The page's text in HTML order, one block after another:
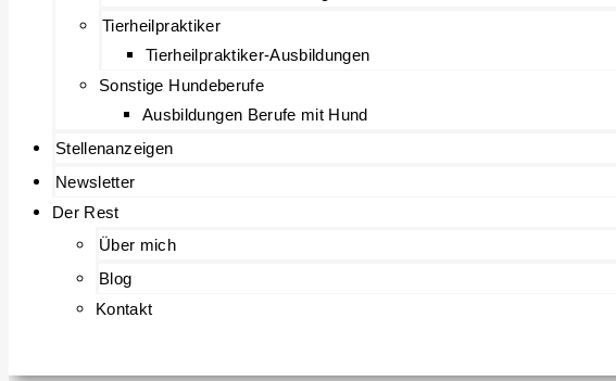
Tierheilpraktiker
Tierheilpraktiker-Ausbildungen
Sonstige Hundeberufe
Ausbildungen Berufe mit Hund
Stellenanzeigen
Newsletter
Der Rest
Über mich
Blog
Kontakt